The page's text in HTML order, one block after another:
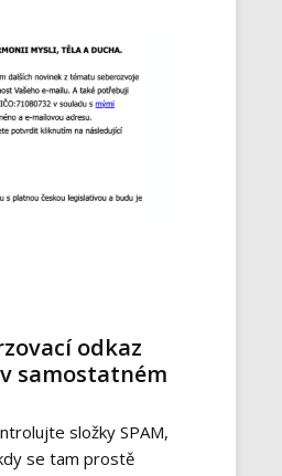
odkaz
samostatném
složky SPAM,
se tam prostě